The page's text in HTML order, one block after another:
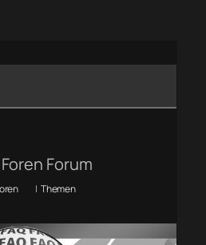
Foren Forum
| Themen